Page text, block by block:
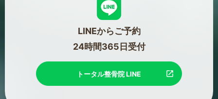
LINEからご予約
24時間365日受付
トータル整骨院 LINE